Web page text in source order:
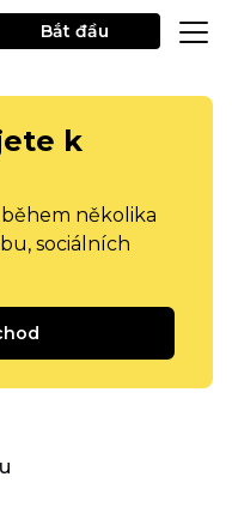
Bắt đầu
k
několika
sociálních